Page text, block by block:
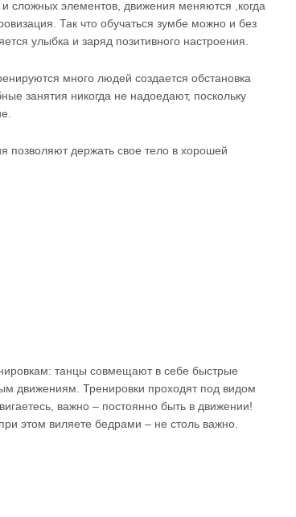
сложных элементов, движения меняются ,когда
Так что обучаться зумбе можно и без
улыбка и заряд позитивного настроения.
много людей создается обстановка
занятия никогда не надоедают, поскольку
позволяют держать свое тело в хорошей
танцы совмещают в себе быстрые
движениям. Тренировки проходят под видом
важно – постоянно быть в движении!
этом виляете бедрами – не столь важно.